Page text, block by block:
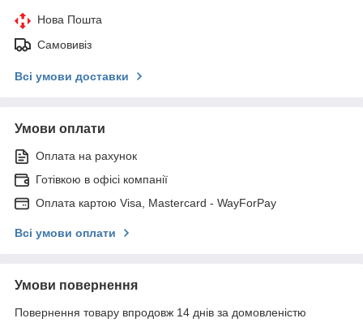
Нова Пошта
Самовивіз
Всі умови доставки
Умови оплати
Оплата на рахунок
Готівкою в офісі компанії
Оплата картою Visa, Mastercard - WayForPay
Всі умови оплати
Умови повернення
Повернення товару впродовж 14 днів за домовленістю